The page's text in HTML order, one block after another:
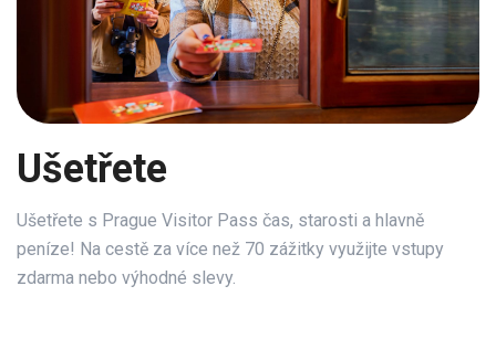
Ušetřete
Ušetřete s Prague Visitor Pass čas, starosti a hlavně
peníze! Na cestě za více než 70 zážitky využijte vstupy
zdarma nebo výhodné slevy.